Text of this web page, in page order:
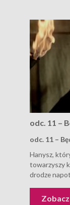
odc. 11 –
odc. 11 –
Hanysz,
towarzyszy
drodze